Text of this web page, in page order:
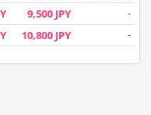
9,500 JPY
-
10,800 JPY -